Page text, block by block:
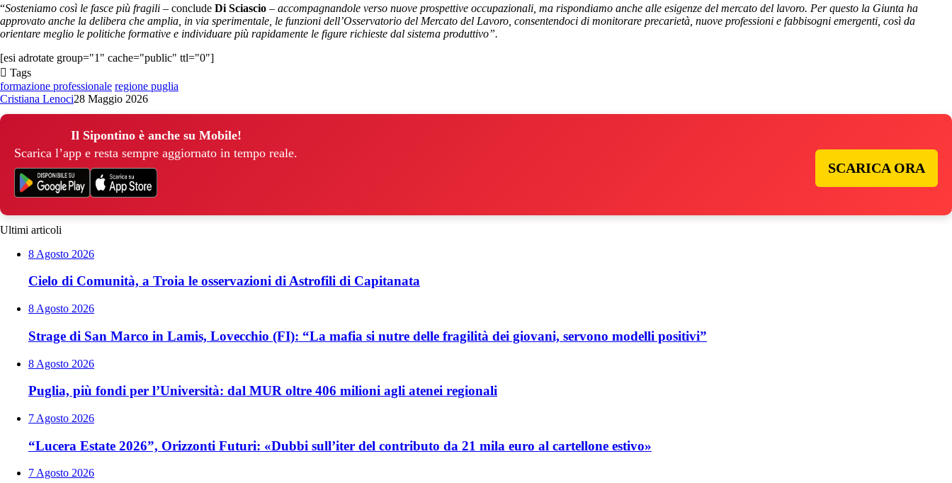
“Sosteniamo così le fasce più fragili – conclude Di Sciascio – accompagnandole verso nuove prospettive occupazionali, ma rispondiamo anche alle esigenze del mercato del lavoro. Per questo la Giunta ha
approvato anche la delibera che amplia, in via sperimentale, le funzioni dell’Osservatorio del Mercato del Lavoro, consentendoci di monitorare precarietà, nuove professioni e fabbisogni emergenti, così da
orientare meglio le politiche formative e individuare più rapidamente le figure richieste dal sistema produttivo”.
[esi adrotate group="1" cache="public" ttl="0"]
Tags
formazione professionale regione puglia
Cristiana Lenoci28 Maggio 2026
Il Sipontino è anche su Mobile!
Scarica l’app e resta sempre aggiornato in tempo reale.
SCARICA ORA
Ultimi articoli
8 Agosto 2026
Cielo di Comunità, a Troia le osservazioni di Astrofili di Capitanata
8 Agosto 2026
Strage di San Marco in Lamis, Lovecchio (FI): “La mafia si nutre delle fragilità dei giovani, servono modelli positivi”
8 Agosto 2026
Puglia, più fondi per l’Università: dal MUR oltre 406 milioni agli atenei regionali
7 Agosto 2026
“Lucera Estate 2026”, Orizzonti Futuri: «Dubbi sull’iter del contributo da 21 mila euro al cartellone estivo»
7 Agosto 2026